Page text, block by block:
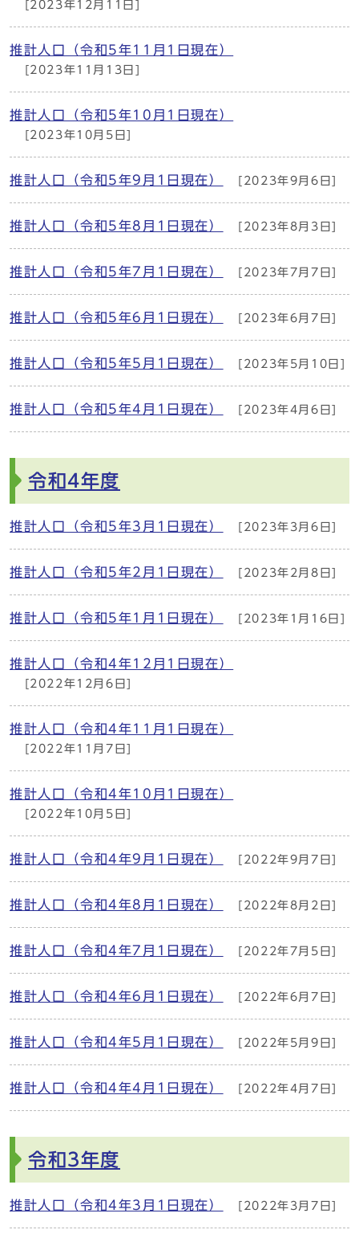
[2023年12月11日]
推計人口（令和5年11月1日現在）
[2023年11月13日]
推計人口（令和5年10月1日現在）
[2023年10月5日]
推計人口（令和5年9月1日現在） [2023年9月6日]
推計人口（令和5年8月1日現在） [2023年8月3日]
推計人口（令和5年7月1日現在） [2023年7月7日]
推計人口（令和5年6月1日現在） [2023年6月7日]
推計人口（令和5年5月1日現在） [2023年5月10日]
推計人口（令和5年4月1日現在） [2023年4月6日]
令和4年度
推計人口（令和5年3月1日現在） [2023年3月6日]
推計人口（令和5年2月1日現在） [2023年2月8日]
推計人口（令和5年1月1日現在） [2023年1月16日]
推計人口（令和4年12月1日現在）
[2022年12月6日]
推計人口（令和4年11月1日現在）
[2022年11月7日]
推計人口（令和4年10月1日現在）
[2022年10月5日]
推計人口（令和4年9月1日現在） [2022年9月7日]
推計人口（令和4年8月1日現在） [2022年8月2日]
推計人口（令和4年7月1日現在） [2022年7月5日]
推計人口（令和4年6月1日現在） [2022年6月7日]
推計人口（令和4年5月1日現在） [2022年5月9日]
推計人口（令和4年4月1日現在） [2022年4月7日]
令和3年度
推計人口（令和4年3月1日現在） [2022年3月7日]